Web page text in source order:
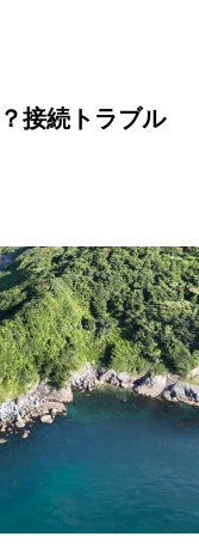
接続トラブル